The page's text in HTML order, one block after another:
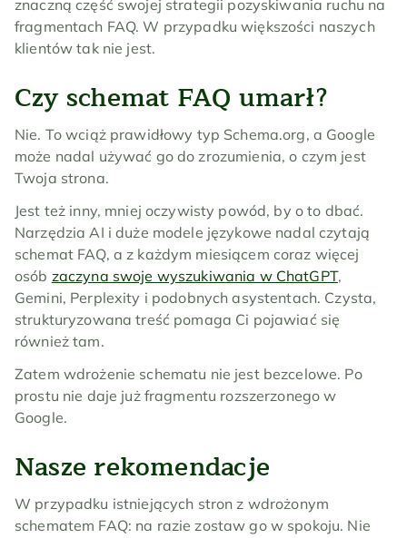
znaczną część swojej strategii pozyskiwania ruchu na
fragmentach FAQ. W przypadku większości naszych
klientów tak nie jest.
Czy schemat FAQ umarł?
Nie. To wciąż prawidłowy typ Schema.org, a Google
może nadal używać go do zrozumienia, o czym jest
Twoja strona.
Jest też inny, mniej oczywisty powód, by o to dbać.
Narzędzia AI i duże modele językowe nadal czytają
schemat FAQ, a z każdym miesiącem coraz więcej
osób zaczyna swoje wyszukiwania w ChatGPT,
Gemini, Perplexity i podobnych asystentach. Czysta,
strukturyzowana treść pomaga Ci pojawiać się
również tam.
Zatem wdrożenie schematu nie jest bezcelowe. Po
prostu nie daje już fragmentu rozszerzonego w
Google.
Nasze rekomendacje
W przypadku istniejących stron z wdrożonym
schematem FAQ: na razie zostaw go w spokoju. Nie